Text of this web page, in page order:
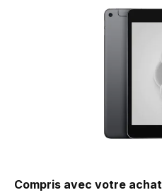
Compris avec votre achat